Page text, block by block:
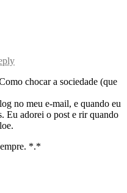
chocar a sociedade (que
no meu e-mail, e quando eu
Eu adorei o post e rir quando
*.*